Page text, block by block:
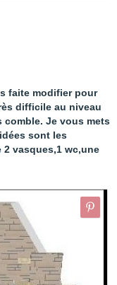
faite modifier pour
difficile au niveau
comble. Je vous mets
sont les
vasques,1 wc,une